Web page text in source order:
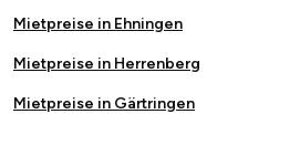
Mietpreise in Ehningen
Mietpreise in Herrenberg
Mietpreise in Gärtringen